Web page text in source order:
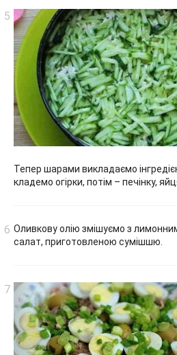
Тепер шарами викладаємо
кладемо огірки, потім – печінку,
Оливкову олію змішуємо з
салат, приготовленою сумішшю.